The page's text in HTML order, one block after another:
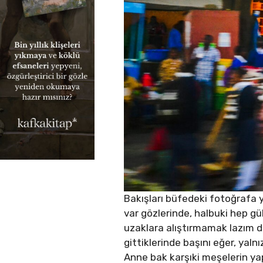
Bakışları büfedeki fotoğrafa
var gözlerinde, halbuki hep
uzaklara alıştırmamak lazım
gittiklerinde başını eğer,
Anne bak karşıki meşelerin